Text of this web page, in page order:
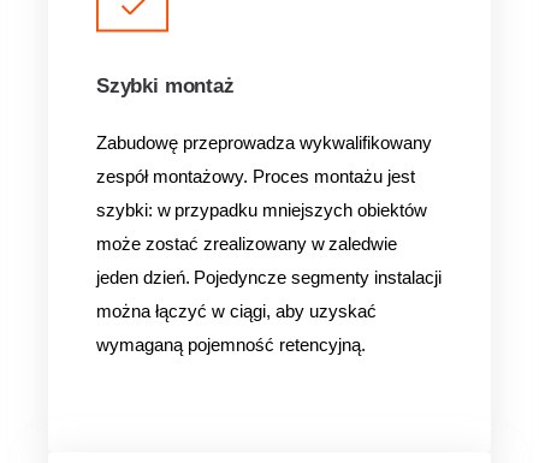
Szybki montaż
Zabudowę przeprowadza wykwalifikowany
zespół montażowy. Proces montażu jest
szybki: w przypadku mniejszych obiektów
może zostać zrealizowany w zaledwie
jeden dzień. Pojedyncze segmenty instalacji
można łączyć w ciągi, aby uzyskać
wymaganą pojemność retencyjną.